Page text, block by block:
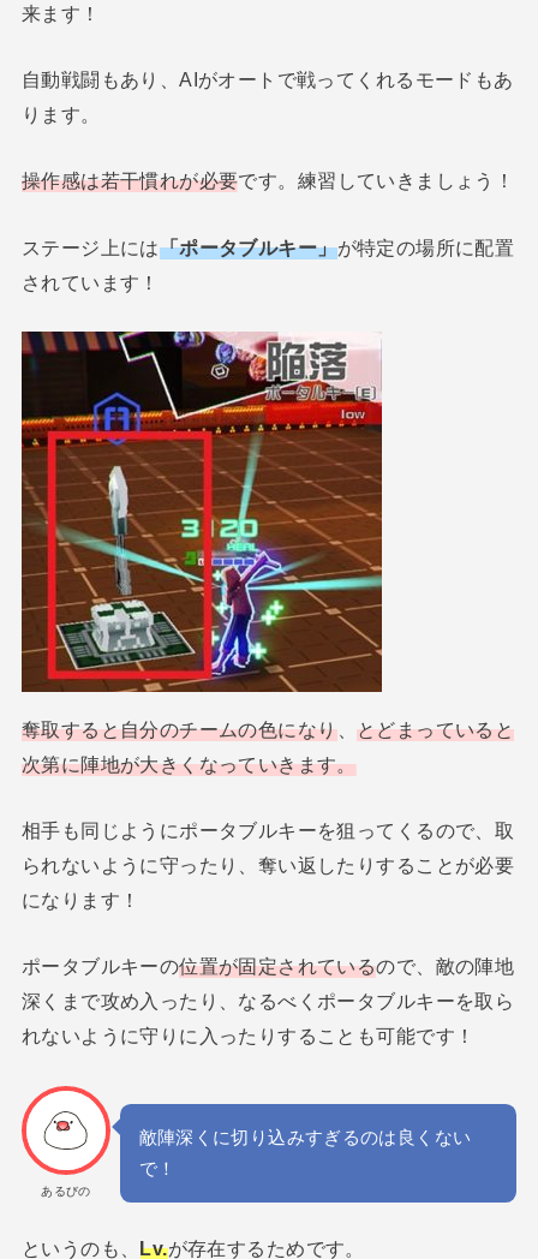
来ます！
自動戦闘もあり、AIがオートで戦ってくれるモードもあ
ります。
操作感は若干慣れが必要です。練習していきましょう！
ステージ上には「ポータブルキー」が特定の場所に配置
されています！
奪取すると自分のチームの色になり、 とどまっていると
次第に陣地が大きくなっていきます。
相手も同じようにポータブルキーを狙ってくるので、取
られないように守ったり、奪い返したりすることが必要
になります！
ポータブルキーの位置が固定されているので、敵の陣地
深くまで攻め入ったり、なるべくポータブルキーを取ら
れないように守りに入ったりすることも可能です！
あるびの
敵陣深くに切り込みすぎるのは良くない
で！
というのも、 Lv.が存在するためです。